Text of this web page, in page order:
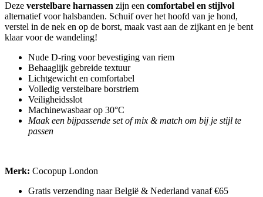
Deze verstelbare harnassen zijn een comfortabel en stijlvol
alternatief voor halsbanden. Schuif over het hoofd van je hond,
verstel in de nek en op de borst, maak vast aan de zijkant en je bent
klaar voor de wandeling!
Nude D-ring voor bevestiging van riem
Behaaglijk gebreide textuur
Lichtgewicht en comfortabel
Volledig verstelbare borstriem
Veiligheidsslot
Machinewasbaar op 30°C
Maak een bijpassende set of mix & match om bij je stijl te
passen
Merk: Cocopup London
Gratis verzending naar België & Nederland vanaf €65